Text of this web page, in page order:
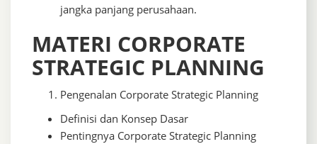
jangka panjang perusahaan.
MATERI CORPORATE
STRATEGIC PLANNING
Pengenalan Corporate Strategic Planning
Definisi dan Konsep Dasar
Pentingnya Corporate Strategic Planning